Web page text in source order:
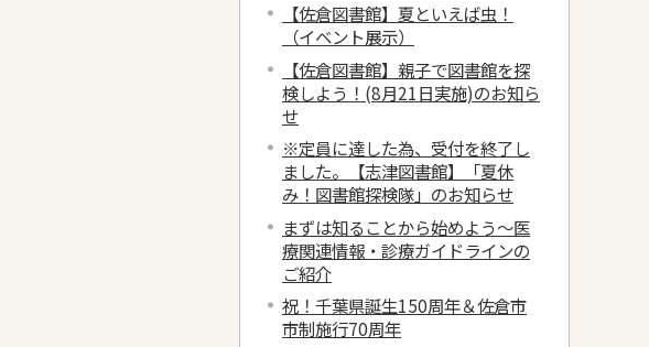
【佐倉図書館】夏といえば虫！
（イベント展示）
【佐倉図書館】親子で図書館を探
検しよう！(8月21日実施)のお知ら
せ
※定員に達した為、受付を終了し
ました。【志津図書館】「夏休
み！図書館探検隊」のお知らせ
まずは知ることから始めよう～医
療関連情報・診療ガイドラインの
ご紹介
祝！千葉県誕生150周年＆佐倉市
市制施行70周年